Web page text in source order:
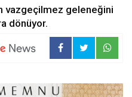
vazgeçilmez geleneğini
dönüyor.